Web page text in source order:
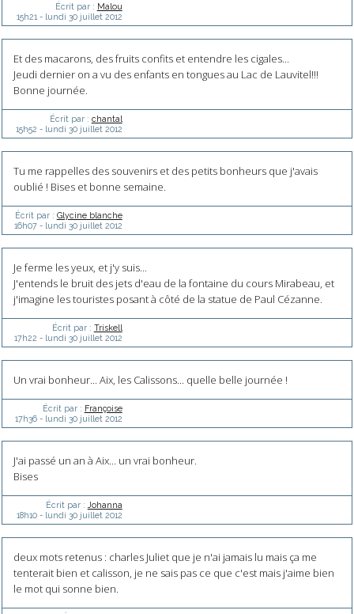
Écrit par : Malou
15h21 - lundi 30 juillet 2012
Et des macarons, des fruits confits et entendre les cigales...
Jeudi dernier on a vu des enfants en tongues au Lac de Lauvitel!!!
Bonne journée.
Écrit par : chantal
15h52 - lundi 30 juillet 2012
Tu me rappelles des souvenirs et des petits bonheurs que j'avais
oublié ! Bises et bonne semaine.
Écrit par : Glycine blanche
16h07- lundi 30 juillet 2012
Je ferme les yeux, et j'y suis...
J'entends le bruit des jets d'eau de la fontaine du cours Mirabeau, et
j'imagine les touristes posant à côté de la statue de Paul Cézanne.
Écrit par : Triskell
17h22 - lundi 30 juillet 2012
Un vrai bonheur... Aix, les Calissons... quelle belle journée !
Écrit par : Françoise
17h36- lundi 30 juillet 2012
J'ai passé un an à Aix... un vrai bonheur.
Bises
Écrit par : Johanna
18h10- lundi 30 juillet 2012
deux mots retenus : charles Juliet que je n'ai jamais lu mais ça me
tenterait bien et calisson, je ne sais pas ce que c'est mais j'aime bien
le mot qui sonne bien.